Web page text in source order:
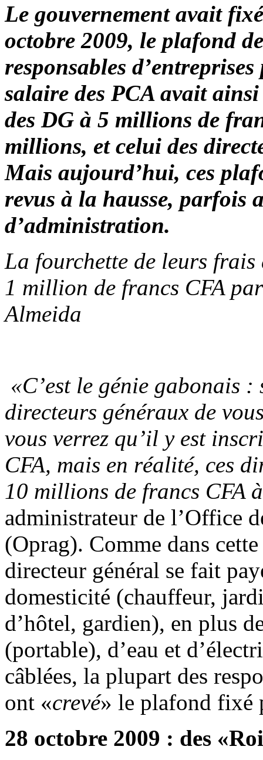
Le gouvernement avait
octobre 2009, le plafond
responsables
salaire des PCA avait
des DG à 5 millions de
millions, et celui des
Mais aujourd’hui, ces
revus à la hausse, parfois
d’administration.
La fourchette de leurs
1 million de francs CFA
Almeida
«C’est le génie gabonais :
directeurs généraux de
vous verrez qu’il y est
CFA, mais en réalité, ces
10 millions de francs CFA
administrateur de l’Office
(Oprag). Comme dans
directeur général se fait
domesticité (chauffeur,
d’hôtel, gardien), en plus
(portable), d’eau et
câblées, la plupart des
ont «crevé» le plafond fixé
28 octobre 2009 : des